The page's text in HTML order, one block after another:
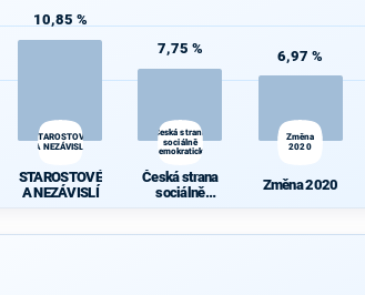
10,85 %
STAROSTOVÉ
A NEZÁVISLÍ
STAROSTOVÉ
A NEZÁVISLÍ
7,75 %
Česká strana
sociálně
demokratická
Česká strana
sociálně
6,97 %
Změna
2020
Změna 2020